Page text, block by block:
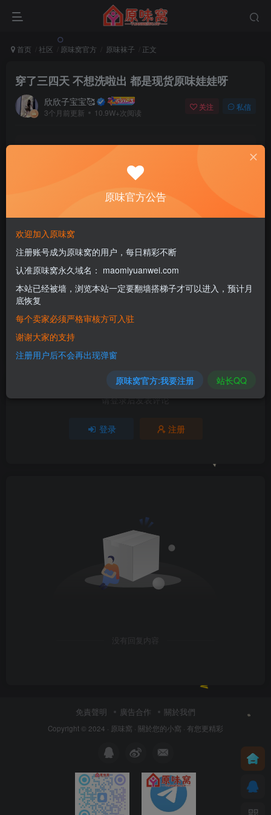
首页 社区 原味窝官方 原味袜子 正文
穿了三四天 不想洗啦出 都是现货原味娃娃呀
欣欣子宝宝🥰
3个月前更新 10.9W+次阅读
关注 私信
登录后继续查看
6
请登录后发表评论
登录 注册
没有回复内容
免責聲明 廣告合作 關於我們
Copyright © 2024 · 原味窩 · 關於您的小窩 · 有您更精彩
原味官方公告
欢迎加入原味窝
注册账号成为原味窝的用户，每日精彩不断
认准原味窝永久域名： maomiyuanwei.com
本站已经被墙，浏览本站一定要翻墙搭梯子才可以进入，预计月
底恢复
每个卖家必须严格审核方可入驻
谢谢大家的支持
注册用户后不会再出现弹窗
原味窝官方:我要注册 站长QQ